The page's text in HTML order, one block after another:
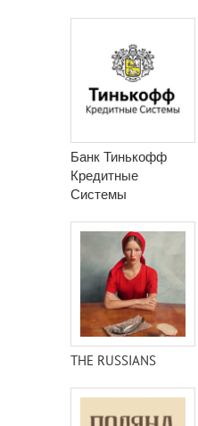
Банк Тинькофф
Кредитные
Системы
THE RUSSIANS